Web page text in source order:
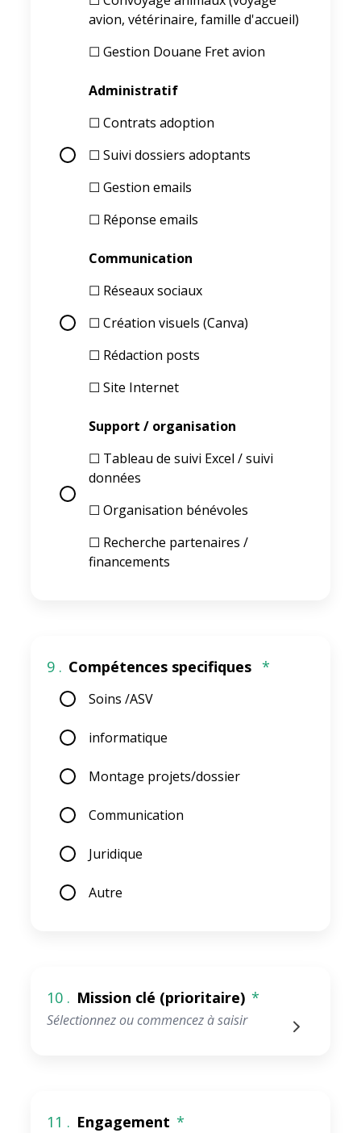
avion, vétérinaire, famille d'accueil)
☐ Gestion Douane Fret avion
Administratif
☐ Contrats adoption
☐ Suivi dossiers adoptants
☐ Gestion emails
☐ Réponse emails
Communication
☐ Réseaux sociaux
☐ Création visuels (Canva)
☐ Rédaction posts
☐ Site Internet
Support / organisation
☐ Tableau de suivi Excel / suivi
données
☐ Organisation bénévoles
☐ Recherche partenaires /
financements
9 . Compétences specifiques *
Soins /ASV
informatique
Montage projets/dossier
Communication
Juridique
Autre
10 . Mission clé (prioritaire) *
11 . Engagement *